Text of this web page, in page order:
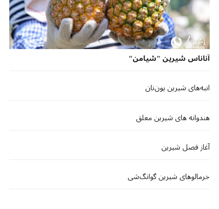
آناناس شیرین "شیامن"
انبه‌های شیرین یون‌نان
هندوانه های شیرین معلق
آغاز فصل شیرین
خرمالوهای شیرین گوانگ‌شی